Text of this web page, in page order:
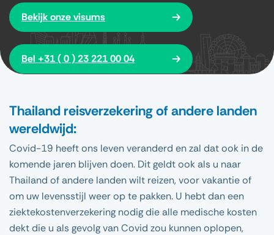
Bekijk onze visums
Bel +31 ( 0 ) 23 221 00 04
Thailand reisverzekering of andere landen
wereldwijd:
Covid-19 heeft ons leven veranderd en zal dat ook in de
komende jaren blijven doen. Dit geldt ook als u naar
Thailand of andere landen wilt reizen, voor vakantie of
om uw levensstijl weer op te pakken. U hebt dan een
ziektekostenverzekering nodig die alle medische kosten
dekt die u als gevolg van Covid zou kunnen oplopen,